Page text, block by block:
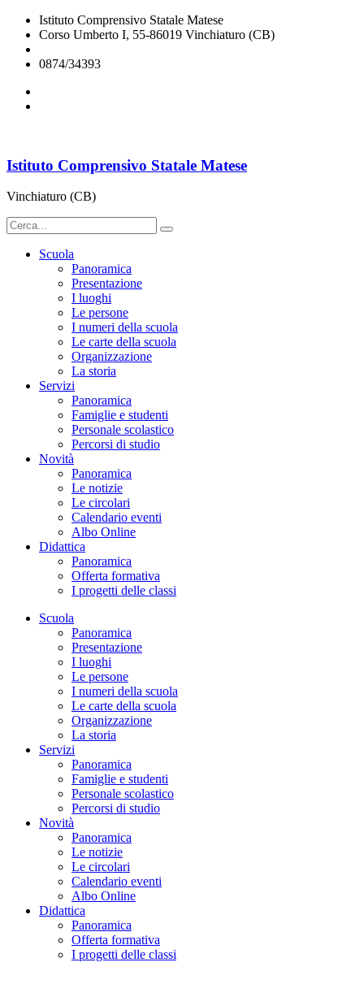
Istituto Comprensivo Statale Matese
Corso Umberto I, 55-86019 Vinchiaturo (CB)
0874/34393
Istituto Comprensivo Statale Matese
Vinchiaturo (CB)
Scuola
Panoramica
Presentazione
I luoghi
Le persone
I numeri della scuola
Le carte della scuola
Organizzazione
La storia
Servizi
Panoramica
Famiglie e studenti
Personale scolastico
Percorsi di studio
Novità
Panoramica
Le notizie
Le circolari
Calendario eventi
Albo Online
Didattica
Panoramica
Offerta formativa
I progetti delle classi
Scuola
Panoramica
Presentazione
I luoghi
Le persone
I numeri della scuola
Le carte della scuola
Organizzazione
La storia
Servizi
Panoramica
Famiglie e studenti
Personale scolastico
Percorsi di studio
Novità
Panoramica
Le notizie
Le circolari
Calendario eventi
Albo Online
Didattica
Panoramica
Offerta formativa
I progetti delle classi